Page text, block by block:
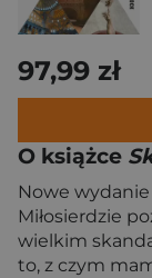
97,99 zł
O książce
Nowe
Miłosierdzie
wielkim
to, z czym